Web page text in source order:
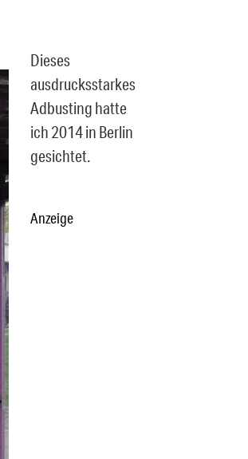
Dieses
ausdrucksstarkes
Adbusting hatte
ich 2014 in Berlin
gesichtet.
Anzeige